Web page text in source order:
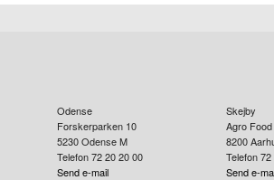
Odense
Forskerparken 10
5230 Odense M
Telefon 72 20 20 00
Send e-mail
Skejby
Agro
8200
Telefon
Send e-